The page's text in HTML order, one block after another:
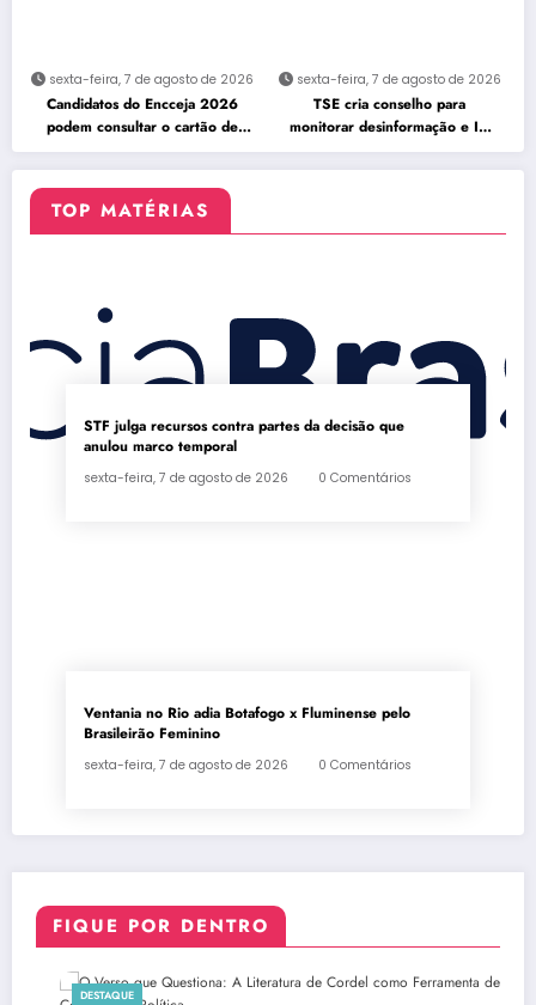
sexta-feira, 7 de agosto de 2026
Candidatos do Encceja 2026
podem consultar o cartão de
inscrição
sexta-feira, 7 de agosto de 2026
TSE cria conselho para
monitorar desinformação e IA
nas eleições
TOP MATÉRIAS
STF julga recursos contra partes da decisão que
anulou marco temporal
sexta-feira, 7 de agosto de 2026 0 Comentários
Ventania no Rio adia Botafogo x Fluminense pelo
Brasileirão Feminino
sexta-feira, 7 de agosto de 2026 0 Comentários
FIQUE POR DENTRO
DESTAQUE